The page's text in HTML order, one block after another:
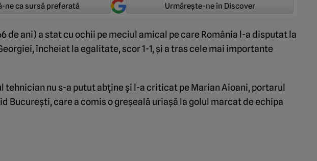
ne ca sursă preferată Urmărește-ne în Discover
de ani) a stat cu ochii pe meciul amical pe care România l-a disputat la
încheiat la egalitate, scor 1-1, și a tras cele mai importante
tehnician nu s-a putut abține și l-a criticat pe Marian Aioani, portarul
București, care a comis o greșeală uriașă la golul marcat de echipa